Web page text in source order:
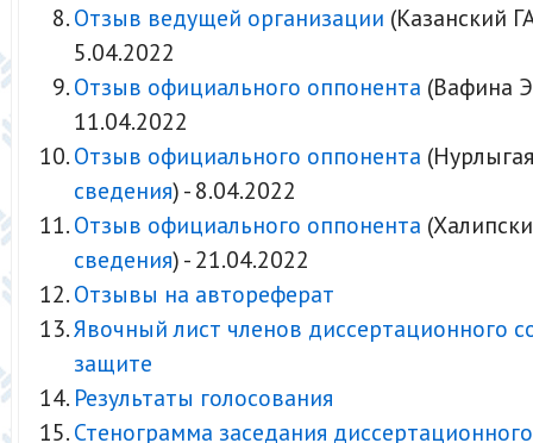
Отзыв ведущей организации (Казанский
5.04.2022
Отзыв официального оппонента (Вафина
11.04.2022
Отзыв официального оппонента
сведения) - 8.04.2022
Отзыв официального оппонента
сведения) - 21.04.2022
Отзывы на автореферат
Явочный лист членов диссертационного
защите
Результаты голосования
Стенограмма заседания